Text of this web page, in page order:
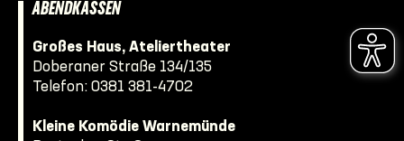
ABENDKASSEN
Großes Haus, Ateliertheater
Doberaner Straße 134/135
Telefon: 0381 381-4702
Kleine Komödie Warnemünde